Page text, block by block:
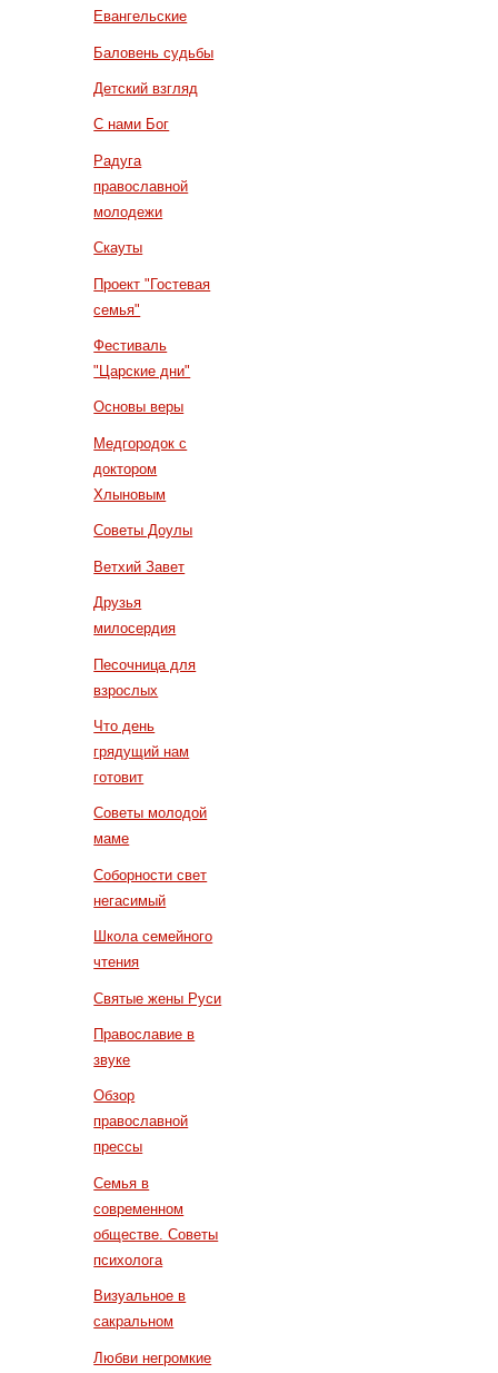
Евангельские
Баловень судьбы
Детский взгляд
С нами Бог
Радуга
православной
молодежи
Скауты
Проект "Гостевая
семья"
Фестиваль
"Царские дни"
Основы веры
Медгородок с
доктором
Хлыновым
Советы Доулы
Ветхий Завет
Друзья
милосердия
Песочница для
взрослых
Что день
грядущий нам
готовит
Советы молодой
маме
Соборности свет
негасимый
Школа семейного
чтения
Святые жены Руси
Православие в
звуке
Обзор
православной
прессы
Семья в
современном
обществе. Советы
психолога
Визуальное в
сакральном
Любви негромкие